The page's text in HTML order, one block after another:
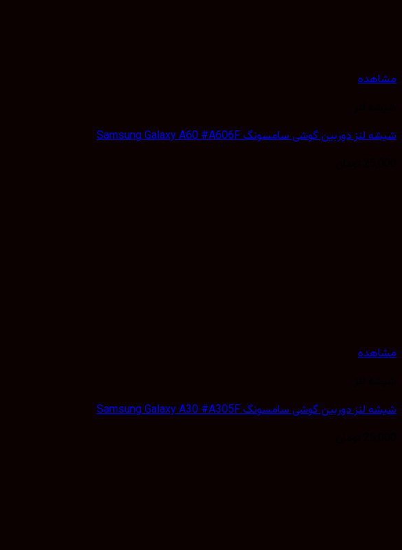
مشاهده
شیشه لنز دوربین گوشی سامسونگ Samsung Galaxy A60 #A606F
مشاهده
شیشه لنز دوربین گوشی سامسونگ Samsung Galaxy A30 #A305F